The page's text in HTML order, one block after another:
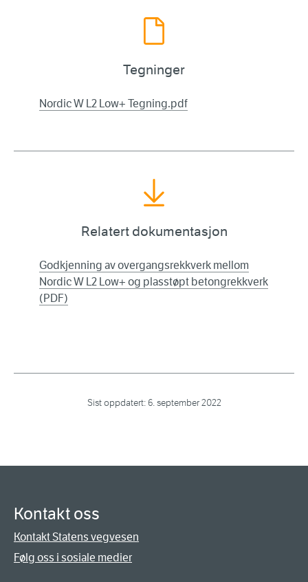
Tegninger
Nordic W L2 Low+ Tegning.pdf
Relatert dokumentasjon
Godkjenning av overgangsrekkverk mellom
Nordic W L2 Low+ og plasstøpt betongrekkverk
(PDF)
Sist oppdatert:6. september 2022
Kontakt oss
Kontakt Statens vegvesen
Følg oss i sosiale medier